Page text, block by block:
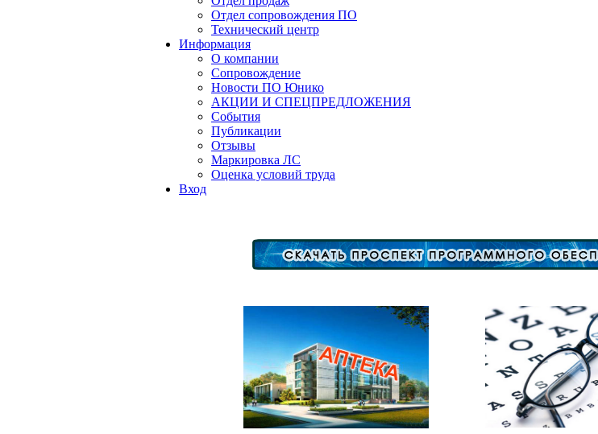
Отдел сопровождения ПО
Технический центр
Информация
О компании
Сопровождение
Новости ПО Юнико
АКЦИИ И СПЕЦПРЕДЛОЖЕНИЯ
События
Публикации
Отзывы
Маркировка ЛС
Оценка условий труда
Вход